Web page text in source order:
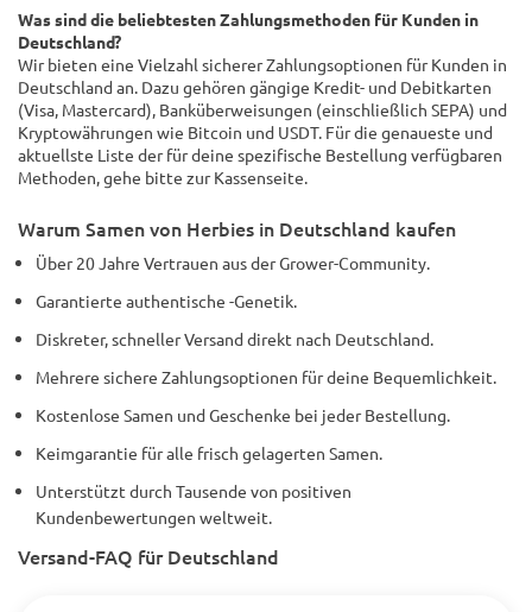
Was sind die beliebtesten Zahlungsmethoden für Kunden in
Deutschland?
Wir bieten eine Vielzahl sicherer Zahlungsoptionen für Kunden in
Deutschland an. Dazu gehören gängige Kredit- und Debitkarten
(Visa, Mastercard), Banküberweisungen (einschließlich SEPA) und
Kryptowährungen wie Bitcoin und USDT. Für die genaueste und
aktuellste Liste der für deine spezifische Bestellung verfügbaren
Methoden, gehe bitte zur Kassenseite.
Warum Samen von Herbies in Deutschland kaufen
Über 20 Jahre Vertrauen aus der Grower-Community.
Garantierte authentische -Genetik.
Diskreter, schneller Versand direkt nach Deutschland.
Mehrere sichere Zahlungsoptionen für deine Bequemlichkeit.
Kostenlose Samen und Geschenke bei jeder Bestellung.
Keimgarantie für alle frisch gelagerten Samen.
Unterstützt durch Tausende von positiven
Kundenbewertungen weltweit.
Versand-FAQ für Deutschland